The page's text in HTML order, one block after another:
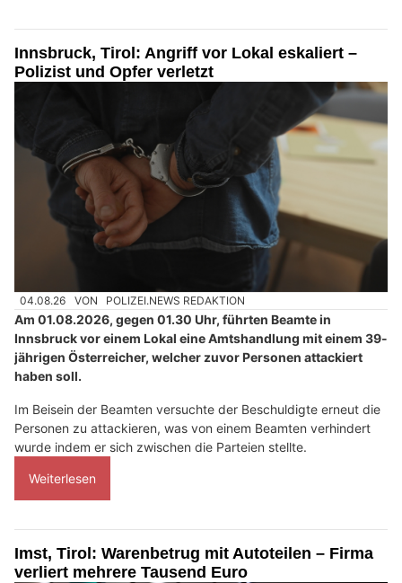
Innsbruck, Tirol: Angriff vor Lokal eskaliert –
Polizist und Opfer verletzt
04.08.26 VON POLIZEI.NEWS REDAKTION
Am 01.08.2026, gegen 01.30 Uhr, führten Beamte in
Innsbruck vor einem Lokal eine Amtshandlung mit einem 39-
jährigen Österreicher, welcher zuvor Personen attackiert
haben soll.
Im Beisein der Beamten versuchte der Beschuldigte erneut die
Personen zu attackieren, was von einem Beamten verhindert
wurde indem er sich zwischen die Parteien stellte.
Weiterlesen
Imst, Tirol: Warenbetrug mit Autoteilen – Firma
verliert mehrere Tausend Euro